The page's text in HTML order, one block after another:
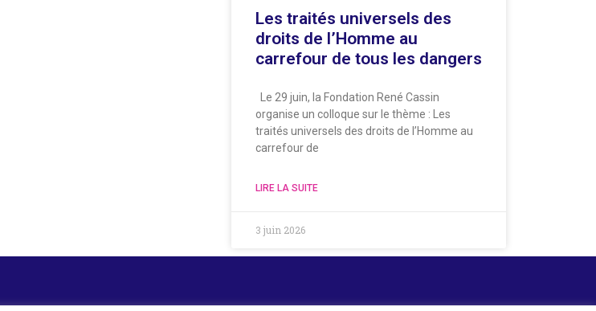
Les traités universels des
droits de l’Homme au
carrefour de tous les dangers
Le 29 juin, la Fondation René Cassin
organise un colloque sur le thème : Les
traités universels des droits de l’Homme au
carrefour de
LIRE LA SUITE
3 juin 2026